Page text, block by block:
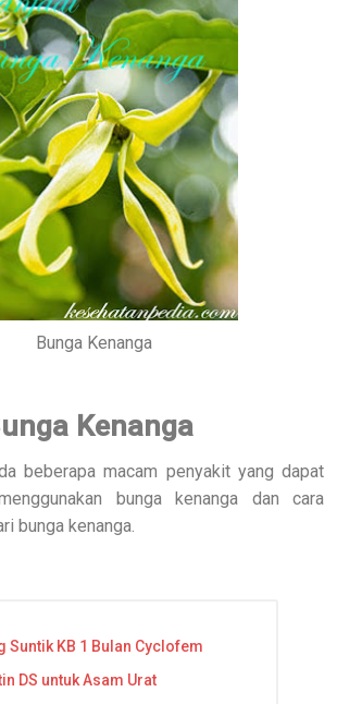
Bunga Kenanga
Kenanga
beberapa macam penyakit yang dapat
bunga kenanga dan cara
bunga kenanga.
Suntik KB 1 Bulan Cyclofem
DS untuk Asam Urat